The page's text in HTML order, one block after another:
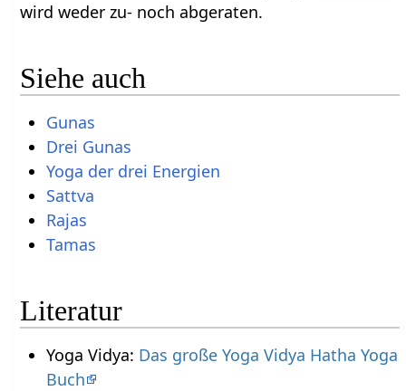
wird weder zu- noch abgeraten.
Siehe auch
Gunas
Drei Gunas
Yoga der drei Energien
Sattva
Rajas
Tamas
Literatur
Yoga Vidya: Das große Yoga Vidya Hatha Yoga
Buch